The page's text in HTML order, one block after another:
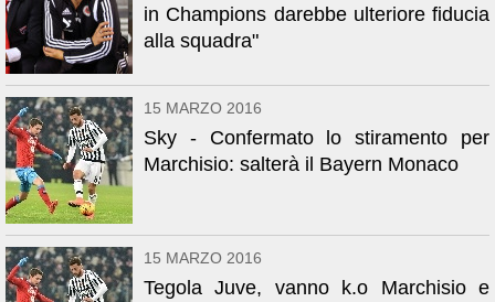
in Champions darebbe ulteriore fiducia
alla squadra"
15 MARZO 2016
Sky - Confermato lo stiramento per
Marchisio: salterà il Bayern Monaco
15 MARZO 2016
Tegola Juve, vanno k.o Marchisio e